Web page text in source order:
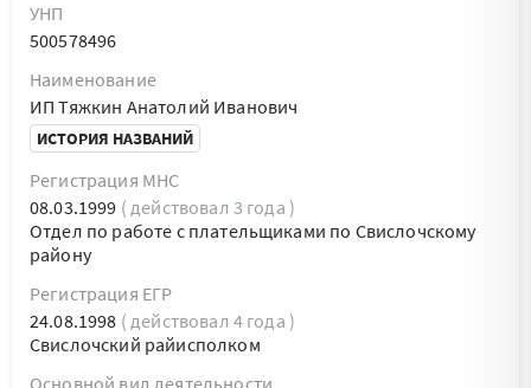
УНП
500578496
Наименование
ИП Тяжкин Анатолий Иванович
ИСТОРИЯ НАЗВАНИЙ
Регистрация МНС
08.03.1999 ( действовал 3 года )
Отдел по работе с плательщиками по Свислочскому
району
Регистрация ЕГР
24.08.1998 ( действовал 4 года )
Свислочский райисполком
Основной вид деятельности